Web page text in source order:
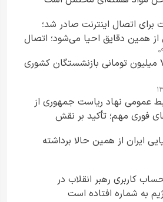
برای اتصال اینترنت صادر شد؛
از همین دقایق احیا می‌شود؛ اتصال
آغاز ثبت‌نام وام ۷۵ میلیون تومانی بازنشستگان کشوری
عمومی نهاد ریاست جمهوری از
فوری مهم؛ تأکید بر نقش
مسئول در ارتقای آگاهی عمومی
ایران از همین حالا برداشته
کاربری رهبر انقلاب در
به شماره افتاده است​